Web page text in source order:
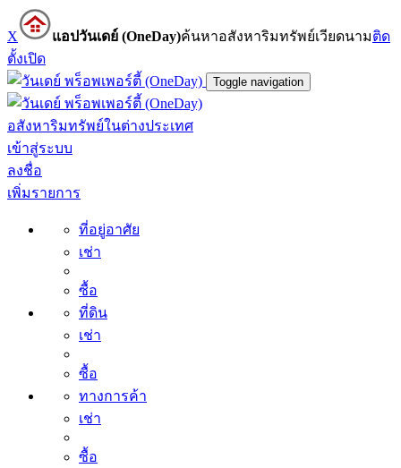
X แอปวันเดย์ (OneDay)ค้นหาอสังหาริมทรัพย์เวียดนามติด
ตั้งเปิด
Toggle navigation
อสังหาริมทรัพย์ในต่างประเทศ
เข้าสู่ระบบ
ลงชื่อ
เพิ่มรายการ
ที่อยู่อาศัย
เช่า
ซื้อ
ที่ดิน
เช่า
ซื้อ
ทางการค้า
เช่า
ซื้อ